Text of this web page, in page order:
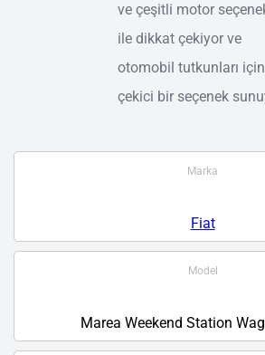
ve çeşitli motor
ile dikkat çekiyor ve
otomobil tutkunları
çekici bir seçenek
Marka
Fiat
Model
Marea Weekend Station